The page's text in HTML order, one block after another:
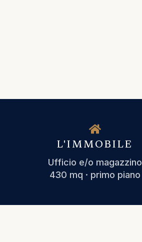
L'IMMOBILE
Ufficio e/o magazzino
430 mq · primo piano